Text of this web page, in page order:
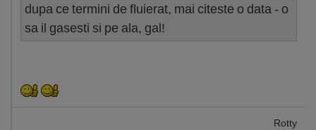
dupa ce termini de fluierat, mai citeste o data - o
sa il gasesti si pe ala, gal!
Rotty